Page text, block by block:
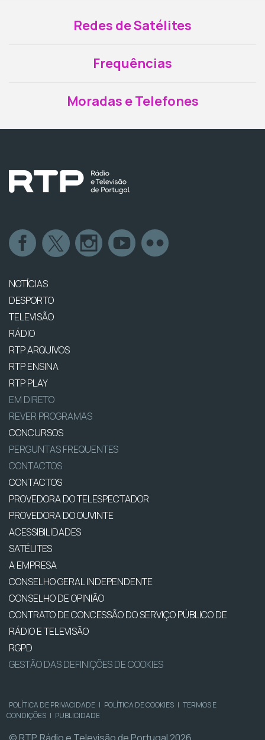
Redes de Satélites
Frequências
Moradas e Telefones
NOTÍCIAS
DESPORTO
TELEVISÃO
RÁDIO
RTP ARQUIVOS
RTP ENSINA
RTP PLAY
EM DIRETO
REVER PROGRAMAS
CONCURSOS
PERGUNTAS FREQUENTES
CONTACTOS
CONTACTOS
PROVEDORA DO TELESPECTADOR
PROVEDORA DO OUVINTE
ACESSIBILIDADES
SATÉLITES
A EMPRESA
CONSELHO GERAL INDEPENDENTE
CONSELHO DE OPINIÃO
CONTRATO DE CONCESSÃO DO SERVIÇO PÚBLICO DE
RÁDIO E TELEVISÃO
RGPD
GESTÃO DAS DEFINIÇÕES DE COOKIES
POLÍTICA DE PRIVACIDADE | POLÍTICA DE COOKIES | TERMOS E
CONDIÇÕES | PUBLICIDADE